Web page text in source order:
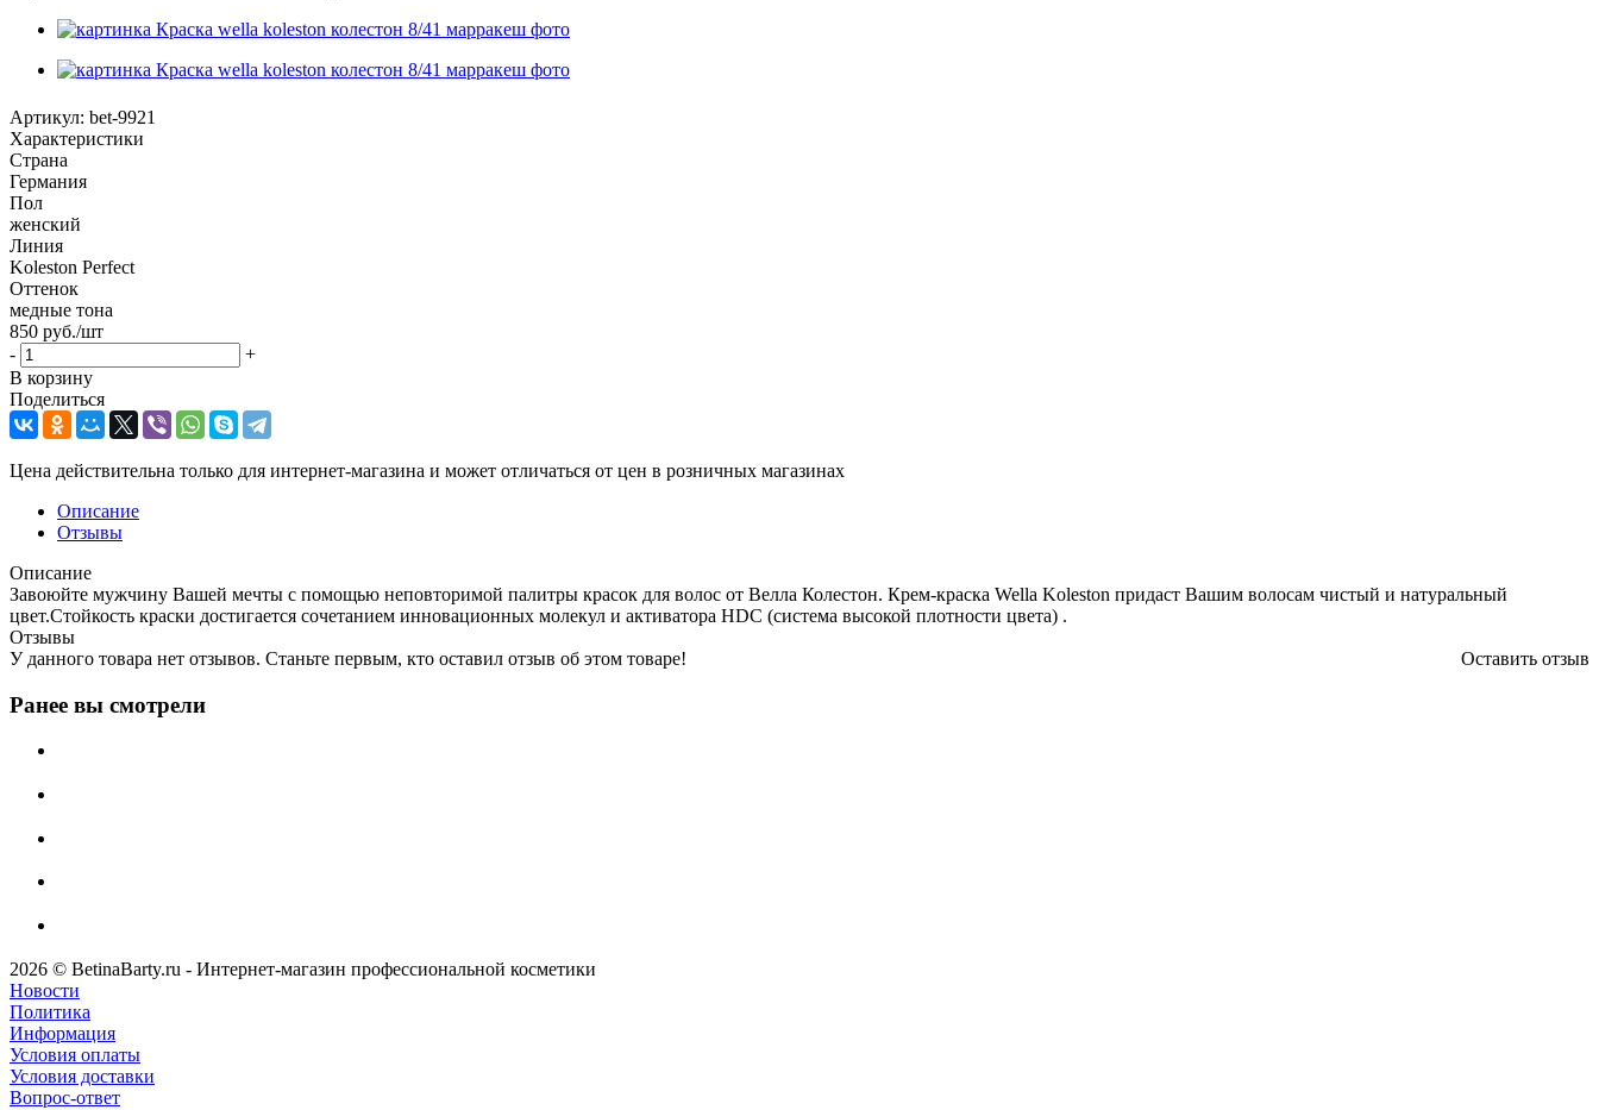
Артикул: bet-9921
Характеристики
Страна
Германия
Пол
женский
Линия
Koleston Perfect
Оттенок
медные тона
850 руб./шт
-
+
В корзину
Поделиться
Цена действительна только для интернет-магазина и может отличаться от цен в розничных магазинах
Описание
Отзывы
Описание
Завоюйте мужчину Вашей мечты с помощью неповторимой палитры красок для волос от Велла Колестон. Крем-краска Wella Koleston придаст Вашим волосам чистый и натуральный
цвет.Стойкость краски достигается сочетанием инновационных молекул и активатора HDC (система высокой плотности цвета) .
Отзывы
Оставить отзыв
У данного товара нет отзывов. Станьте первым, кто оставил отзыв об этом товаре!
Ранее вы смотрели
2026 © BetinaBarty.ru - Интернет-магазин профессиональной косметики
Новости
Политика
Информация
Условия оплаты
Условия доставки
Вопрос-ответ